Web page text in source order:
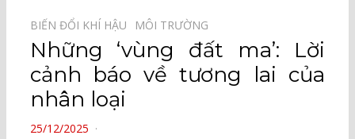
BIẾN ĐỔI KHÍ HẬU⠀ MÔI TRƯỜNG⠀
Những ‘vùng đất ma’: Lời
cảnh báo về tương lai của
nhân loại
POSTED
25/12/2025